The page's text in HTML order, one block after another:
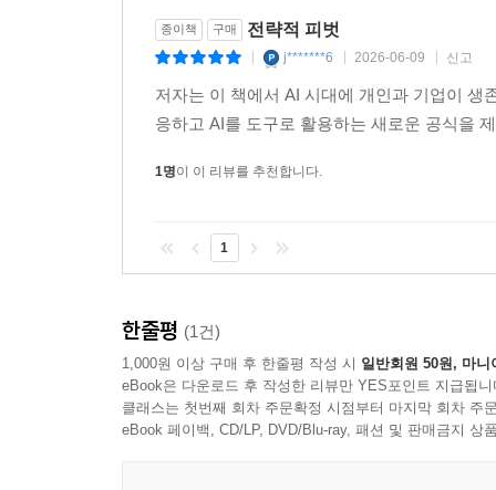
종이책 구매 전략적 피벗
j*******6 2026-06-09 신고
저자는 이 책에서 AI 시대에 개인과 기업이 생
응하고 AI를 도구로 활용하는 새로운 공식을
1명이 이 리뷰를 추천합니다.
1
한줄평 (1건)
1,000원 이상 구매 후 한줄평 작성 시 일반회원 50원, 마니
eBook은 다운로드 후 작성한 리뷰만 YES포인트 지급됩니
클래스는 첫번째 회차 주문확정 시점부터 마지막 회차 주
eBook 페이백, CD/LP, DVD/Blu-ray, 패션 및 판매금지 상